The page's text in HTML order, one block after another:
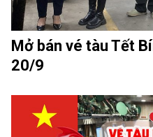
Mở bán vé tàu Tết
20/9